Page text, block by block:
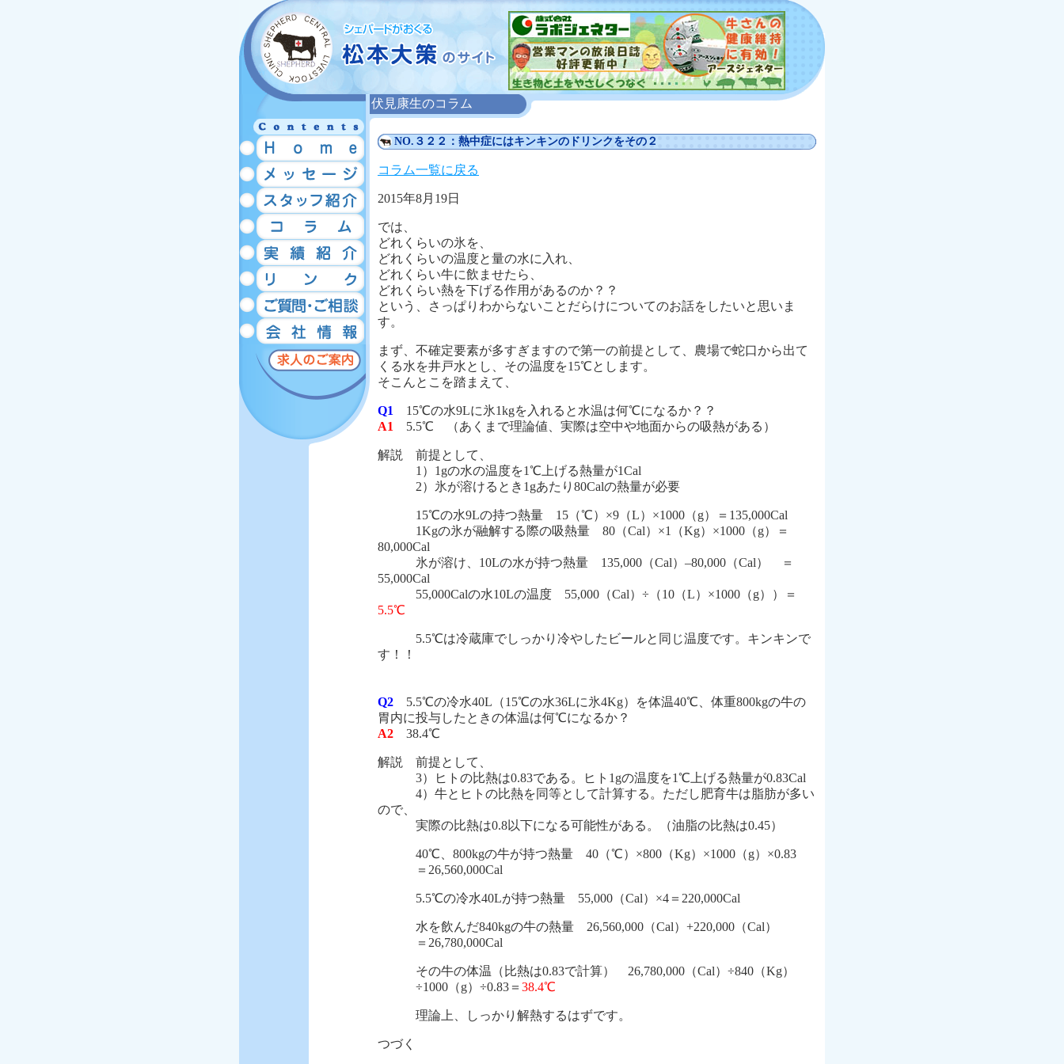
伏見康生のコラム
NO.３２２：熱中症にはキンキンのドリンクをその２
コラム一覧に戻る
2015年8月19日
では、
どれくらいの氷を、
どれくらいの温度と量の水に入れ、
どれくらい牛に飲ませたら、
どれくらい熱を下げる作用があるのか？？
という、さっぱりわからないことだらけについてのお話をしたいと思いま
す。
まず、不確定要素が多すぎますので第一の前提として、農場で蛇口から出て
くる水を井戸水とし、その温度を15℃とします。
そこんとこを踏まえて、
Q1
15℃の水9Lに氷1kgを入れると水温は何℃になるか？？
A1
5.5℃ （あくまで理論値、実際は空中や地面からの吸熱がある）
解説 前提として、
1）1gの水の温度を1℃上げる熱量が1Cal
2）氷が溶けるとき1gあたり80Calの熱量が必要
15℃の水9Lの持つ熱量 15（℃）×9（L）×1000（g）＝135,000Cal
1Kgの氷が融解する際の吸熱量 80（Cal）×1（Kg）×1000（g）＝
80,000Cal
氷が溶け、10Lの水が持つ熱量 135,000（Cal）–80,000（Cal） ＝
55,000Cal
55,000Calの水10Lの温度 55,000（Cal）÷（10（L）×1000（g））＝
5.5℃
5.5℃は冷蔵庫でしっかり冷やしたビールと同じ温度です。キンキンで
す！！
Q2 5.5℃の冷水40L（15℃の水36Lに氷4Kg）を体温40℃、体重800kgの牛の
胃内に投与したときの体温は何℃になるか？
A2 38.4℃
解説 前提として、
3）ヒトの比熱は0.83である。ヒト1gの温度を1℃上げる熱量が0.83Cal
4）牛とヒトの比熱を同等として計算する。ただし肥育牛は脂肪が多い
ので、
実際の比熱は0.8以下になる可能性がある。（油脂の比熱は0.45）
40℃、800kgの牛が持つ熱量 40（℃）×800（Kg）×1000（g）×0.83
＝26,560,000Cal
5.5℃の冷水40Lが持つ熱量 55,000（Cal）×4＝220,000Cal
水を飲んだ840kgの牛の熱量 26,560,000（Cal）+220,000（Cal）
＝26,780,000Cal
その牛の体温（比熱は0.83で計算） 26,780,000（Cal）÷840（Kg）
÷1000（g）÷0.83＝ 38.4℃
理論上、しっかり解熱するはずです。
つづく